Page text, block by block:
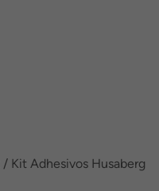
/ Kit Adhesivos Husaberg